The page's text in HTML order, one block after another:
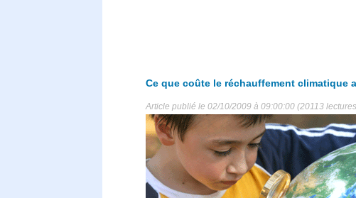
Ce que coûte le réchauffement climatique
Article publié le 02/10/2009 à 09:00:00 (20113